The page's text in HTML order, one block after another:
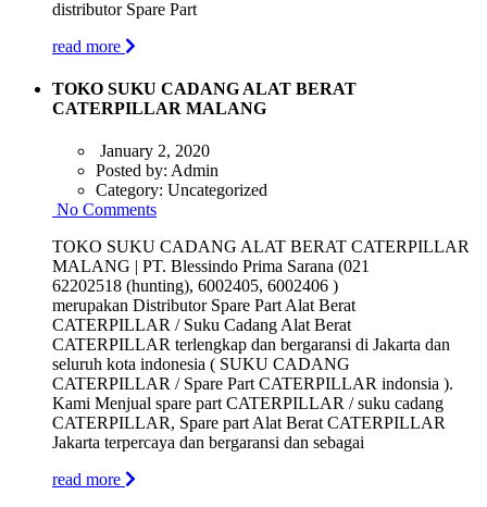
distributor Spare Part
read more
TOKO SUKU CADANG ALAT BERAT
CATERPILLAR MALANG
January 2, 2020
Posted by: Admin
Category: Uncategorized
No Comments
TOKO SUKU CADANG ALAT BERAT CATERPILLAR
MALANG | PT. Blessindo Prima Sarana (021
62202518 (hunting), 6002405, 6002406 )
merupakan Distributor Spare Part Alat Berat
CATERPILLAR / Suku Cadang Alat Berat
CATERPILLAR terlengkap dan bergaransi di Jakarta dan
seluruh kota indonesia ( SUKU CADANG
CATERPILLAR / Spare Part CATERPILLAR indonsia ).
Kami Menjual spare part CATERPILLAR / suku cadang
CATERPILLAR, Spare part Alat Berat CATERPILLAR
Jakarta terpercaya dan bergaransi dan sebagai
read more